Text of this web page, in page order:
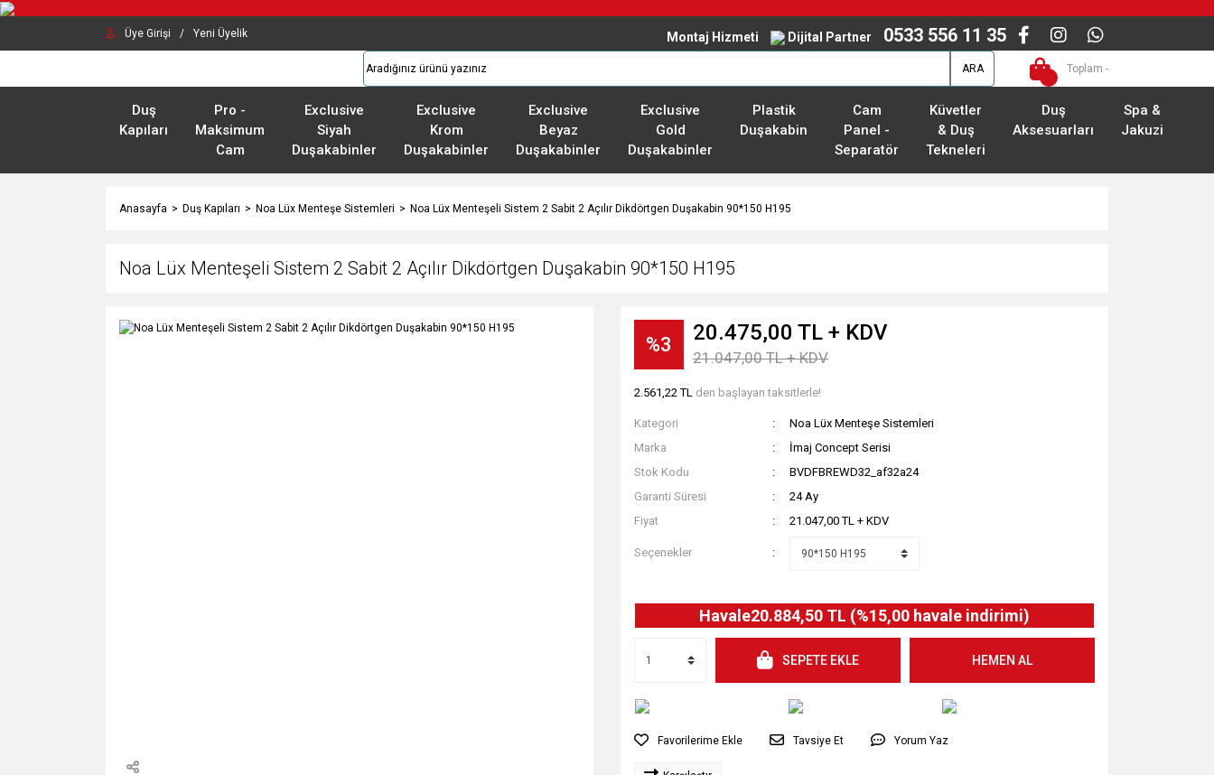
Üye Girişi / Yeni Üyelik Montaj Hizmeti Dijital Partner 0533 556 11 35
ARA Toplam -
Duş
Kapıları
Pro -
Maksimum
Cam
Exclusive
Siyah
Duşakabinler
Exclusive
Krom
Duşakabinler
Exclusive
Beyaz
Duşakabinler
Exclusive
Gold
Duşakabinler
Plastik
Duşakabin
Cam
Panel -
Separatör
Küvetler
& Duş
Tekneleri
Duş
Aksesuarları
Spa &
Jakuzi
Anasayfa Duş Kapıları Noa Lüx Menteşe Sistemleri Noa Lüx Menteşeli Sistem 2 Sabit 2 Açılır Dikdörtgen Duşakabin 90*150 H195
Noa Lüx Menteşeli Sistem 2 Sabit 2 Açılır Dikdörtgen Duşakabin 90*150 H195
%3 20.475,00 TL + KDV
21.047,00 TL + KDV
2.561,22 TL den başlayan taksitlerle!
Kategori
Noa Lüx Menteşe Sistemleri
Marka
İmaj Concept Serisi
Stok Kodu
BVDFBREWD32_af32a24
Garanti Süresi
24 Ay
Fiyat
21.047,00 TL + KDV
Seçenekler
Havale20.884,50 TL (%15,00 havale indirimi)
SEPETE EKLE HEMEN AL
Tavsiye Et Yorum Yaz